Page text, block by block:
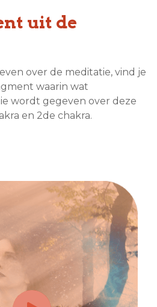
uit de
over de meditatie, vind je
waarin wat
wordt gegeven over deze
en 2de chakra.